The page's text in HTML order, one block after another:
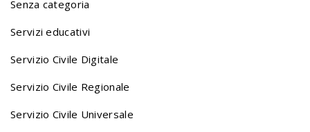
v
Senza categoria
Servizi educativi
Servizio Civile Digitale
Servizio Civile Regionale
Servizio Civile Universale